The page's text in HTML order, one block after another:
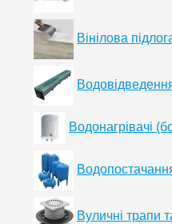
Вінілова
Водонагрівачі
Вуличні трапи